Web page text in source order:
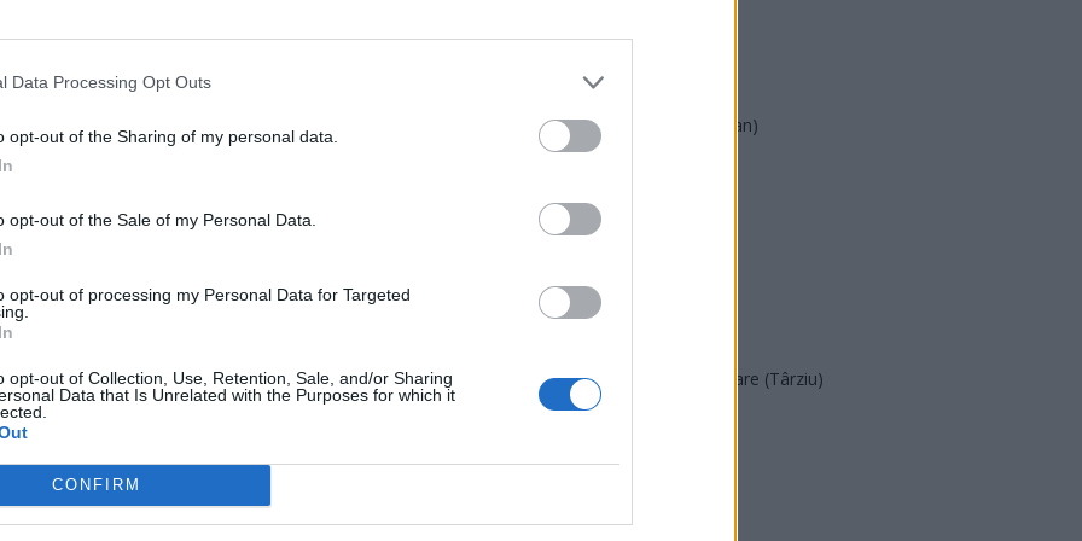
Data Processing Opt Outs
opt-out of the Sharing of my personal data.
opt-out of the Sale of my Personal Data.
opt-out of processing my Personal Data for Targeted
opt-out of Collection, Use, Retention, Sale, and/or Sharing
Data that Is Unrelated with the Purposes for which it
CONFIRM
în capetele voastre?!” – Amintiri...
PMP (Tomac)
Forța Dreptei (L. Orban)
SENS
POT (Gavrilă)
Acțiunea Conservatoare (Târziu)
PDF (Lazarus)
PNCR (Terheș)